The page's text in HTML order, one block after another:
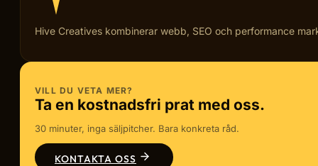
Hive Creatives kombinerar webb, SEO och performance
VILL DU VETA MER?
Ta en kostnadsfri prat med oss.
30 minuter, inga säljpitcher. Bara konkreta råd.
KONTAKTA OSS